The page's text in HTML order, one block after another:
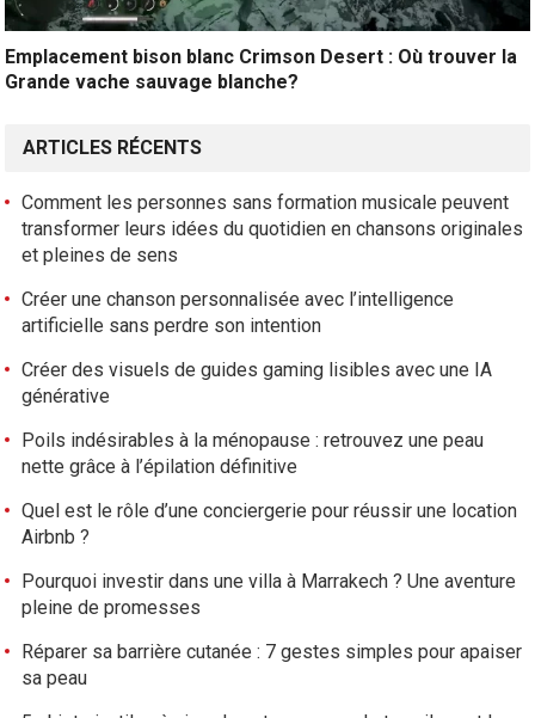
Emplacement bison blanc Crimson Desert : Où trouver la
Grande vache sauvage blanche?
ARTICLES RÉCENTS
Comment les personnes sans formation musicale peuvent
transformer leurs idées du quotidien en chansons originales
et pleines de sens
Créer une chanson personnalisée avec l’intelligence
artificielle sans perdre son intention
Créer des visuels de guides gaming lisibles avec une IA
générative
Poils indésirables à la ménopause : retrouvez une peau
nette grâce à l’épilation définitive
Quel est le rôle d’une conciergerie pour réussir une location
Airbnb ?
Pourquoi investir dans une villa à Marrakech ? Une aventure
pleine de promesses
Réparer sa barrière cutanée : 7 gestes simples pour apaiser
sa peau